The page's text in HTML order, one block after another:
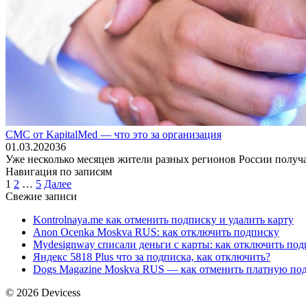
СМС от KapitalMed — что это за организация
01.03.202036
Уже несколько месяцев жители разных регионов России
Навигация по записям
1 2 … 5 Далее
Свежие записи
Kontrolnaya.me как отменить подписку и удалить карту
Anon Ocenka Moskva RUS: как отключить подписку
Mydesignway списали деньги с карты: как отключить
Яндекс 5818 Plus что за подписка, как отключить?
Dogs Magazine Moskva RUS — как отменить платную
© 2026 Devicess